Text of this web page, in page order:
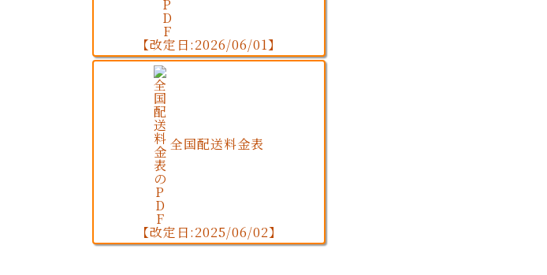
【改定日:2026/06/01】
全国配送料金表
【改定日:2025/06/02】